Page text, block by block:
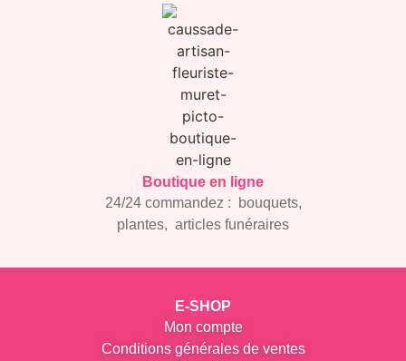
Boutique en ligne
24/24 commandez :
bouquets,
plantes, articles funéraires
E-SHOP
Mon compte
Conditions générales de ventes